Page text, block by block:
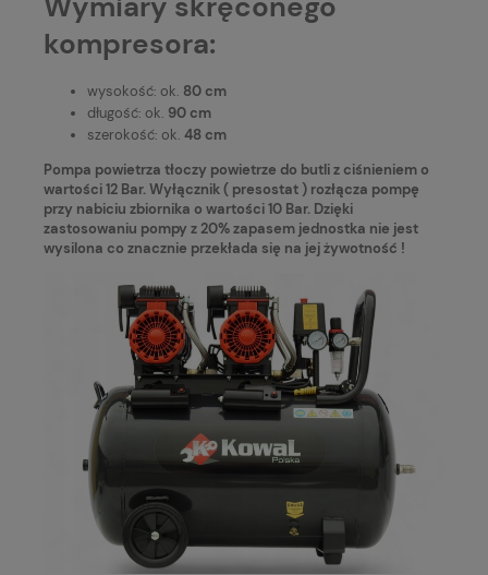
kompresora:
wysokość: ok. 80 cm
długość: ok. 90 cm
szerokość: ok. 48 cm
Pompa powietrza tłoczy powietrze do butli z ciśnieniem o
wartości 12 Bar. Wyłącznik ( presostat ) rozłącza pompę
przy nabiciu zbiornika o wartości 10 Bar. Dzięki
zastosowaniu pompy z 20% zapasem jednostka nie jest
wysilona co znacznie przekłada się na jej żywotność !